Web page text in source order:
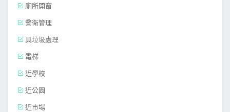
廁所開窗
警衛管理
具垃圾處理
電梯
近學校
近公園
近市場